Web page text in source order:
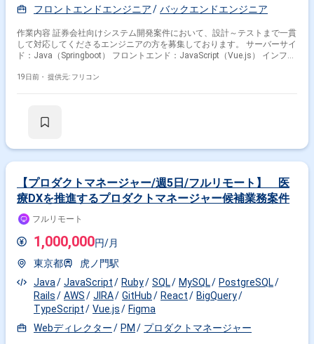
フロントエンドエンジニア バックエンドエンジニア
作業内容 証券会社向けシステム開発案件において、設計～テストまで一貫
して対応してくださるエンジニアの方を募集しております。 サーバーサイ
ド：Java（Springboot） フロントエンド：JavaScript（Vue.js） インフ
19日前・ 提供元: フリコン
【プロダクトマネージャー/週5日/フルリモート】 医
療DXを推進するプロダクトマネージャー候補業務案件
フルリモート
1,000,000円/月
東京都
虎ノ門駅
Java
JavaScript Ruby SQL MySQL
PostgreSQL
Rails
AWS JIRA GitHub React
BigQuery
TypeScript
Vue.js
Figma
Webディレクター
PM プロダクトマネージャー